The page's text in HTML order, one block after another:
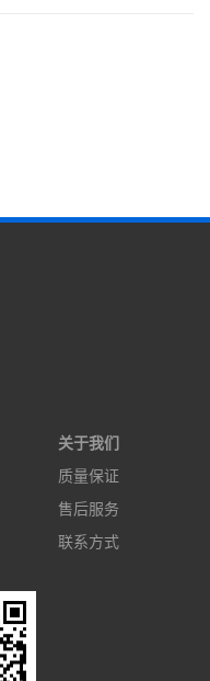
关于我们
质量保证
售后服务
联系方式